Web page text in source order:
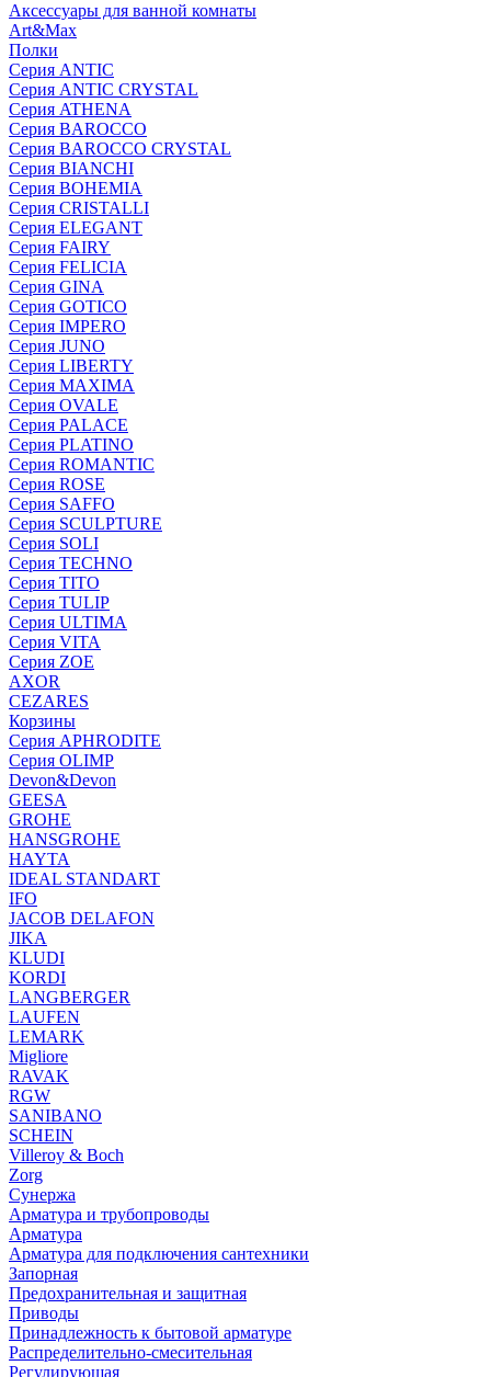
Аксессуары для ванной комнаты
Art&Max
Полки
Серия ANTIC
Серия ANTIC CRYSTAL
Серия ATHENA
Серия BAROCCO
Серия BAROCCO CRYSTAL
Серия BIANCHI
Серия BOHEMIA
Серия CRISTALLI
Серия ELEGANT
Серия FAIRY
Серия FELICIA
Серия GINA
Серия GOTICO
Серия IMPERO
Серия JUNO
Серия LIBERTY
Серия MAXIMA
Серия OVALE
Серия PALACE
Серия PLATINO
Серия ROMANTIC
Серия ROSE
Серия SAFFO
Серия SCULPTURE
Серия SOLI
Серия TECHNO
Серия TITO
Серия TULIP
Серия ULTIMA
Серия VITA
Серия ZOE
AXOR
CEZARES
Корзины
Серия APHRODITE
Серия OLIMP
Devon&Devon
GEESA
GROHE
HANSGROHE
HAYTA
IDEAL STANDART
IFO
JACOB DELAFON
JIKA
KLUDI
KORDI
LANGBERGER
LAUFEN
LEMARK
Migliore
RAVAK
RGW
SANIBANO
SCHEIN
Villeroy & Boch
Zorg
Сунержа
Арматура и трубопроводы
Арматура
Арматура для подключения сантехники
Запорная
Предохранительная и защитная
Приводы
Принадлежность к бытовой арматуре
Распределительно-смесительная
Регулирующая